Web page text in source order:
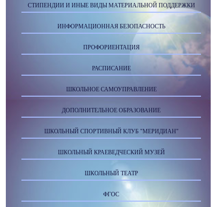
СТИПЕНДИИ И ИНЫЕ ВИДЫ МАТЕРИАЛЬНОЙ ПОДДЕРЖКИ
ИНФОРМАЦИОННАЯ БЕЗОПАСНОСТЬ
ПРОФОРИЕНТАЦИЯ
РАСПИСАНИЕ
ШКОЛЬНОЕ САМОУПРАВЛЕНИЕ
ДОПОЛНИТЕЛЬНОЕ ОБРАЗОВАНИЕ
ШКОЛЬНЫЙ СПОРТИВНЫЙ КЛУБ "МЕРИДИАН"
ШКОЛЬНЫЙ КРАЕВЕДЧЕСКИЙ МУЗЕЙ
ШКОЛЬНЫЙ ТЕАТР
ФГОС